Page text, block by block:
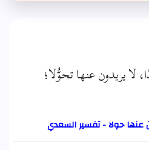
لا يريدون عنها تحوُّلا؛
عنها حولا - تفسير السعدي